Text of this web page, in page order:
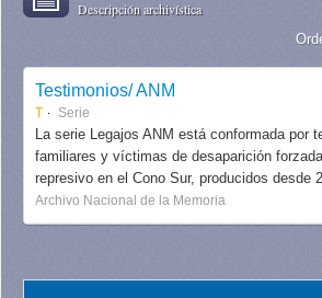
Descripción archivística
Testimonios/ ANM
T Serie
La serie Legajos ANM está conformada por
familiares y víctimas de desaparición
represivo en el Cono Sur, producidos desde
Archivo Nacional de la Memoria